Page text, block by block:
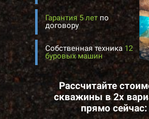
Собственная техника 12
буровых машин
Рассчитайте
скважины в 2х
прямо сейчас:
Гарантия 5 лет по
договору